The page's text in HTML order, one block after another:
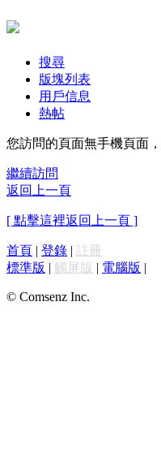
搜尋
版塊列表
用戶信息
熱帖
您訪問的頁面無手機頁面
繼續訪問
返回上一頁
[ 點擊這裡返回上一頁 ]
首頁 | 登錄 | 註冊
標準版 | 觸屏版 | 電腦版 |
© Comsenz Inc.